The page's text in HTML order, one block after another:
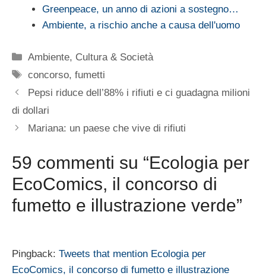
Greenpeace, un anno di azioni a sostegno…
Ambiente, a rischio anche a causa dell'uomo
Categorie
Ambiente, Cultura & Società
Tag
concorso,fumetti
Pepsi riduce dell’88% i rifiuti e ci guadagna milioni
di dollari
Mariana: un paese che vive di rifiuti
59 commenti su “Ecologia per
EcoComics, il concorso di
fumetto e illustrazione verde”
Pingback: Tweets that mention Ecologia per
EcoComics, il concorso di fumetto e illustrazione